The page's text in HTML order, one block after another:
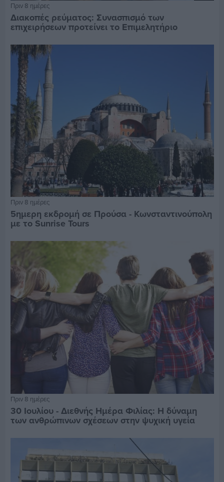
Πριν 8 ημέρες
Διακοπές ρεύματος: Συνασπισμό των
επιχειρήσεων προτείνει το Επιμελητήριο
Πριν 8 ημέρες
5ημερη εκδρομή σε Προύσα - Κωνσταντινούπολη
με το Sunrise Tours
Πριν 8 ημέρες
30 Ιουλίου - Διεθνής Ημέρα Φιλίας: Η δύναμη
των ανθρώπινων σχέσεων στην ψυχική υγεία